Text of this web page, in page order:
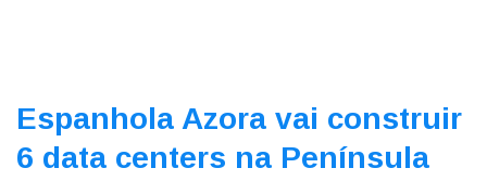
Espanhola Azora vai construir
6 data centers na Península